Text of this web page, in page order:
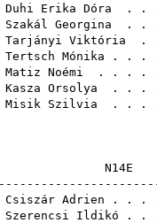
Duhi Erika Dóra . .
Szakál Georgina . .
Tarjányi Viktória .
Tertsch Mónika . . .
Matiz Noémi . . . .
Kasza Orsolya . . .
Misik Szilvia . . .
Csiszár Adrien . . .
Szerencsi Ildikó . .